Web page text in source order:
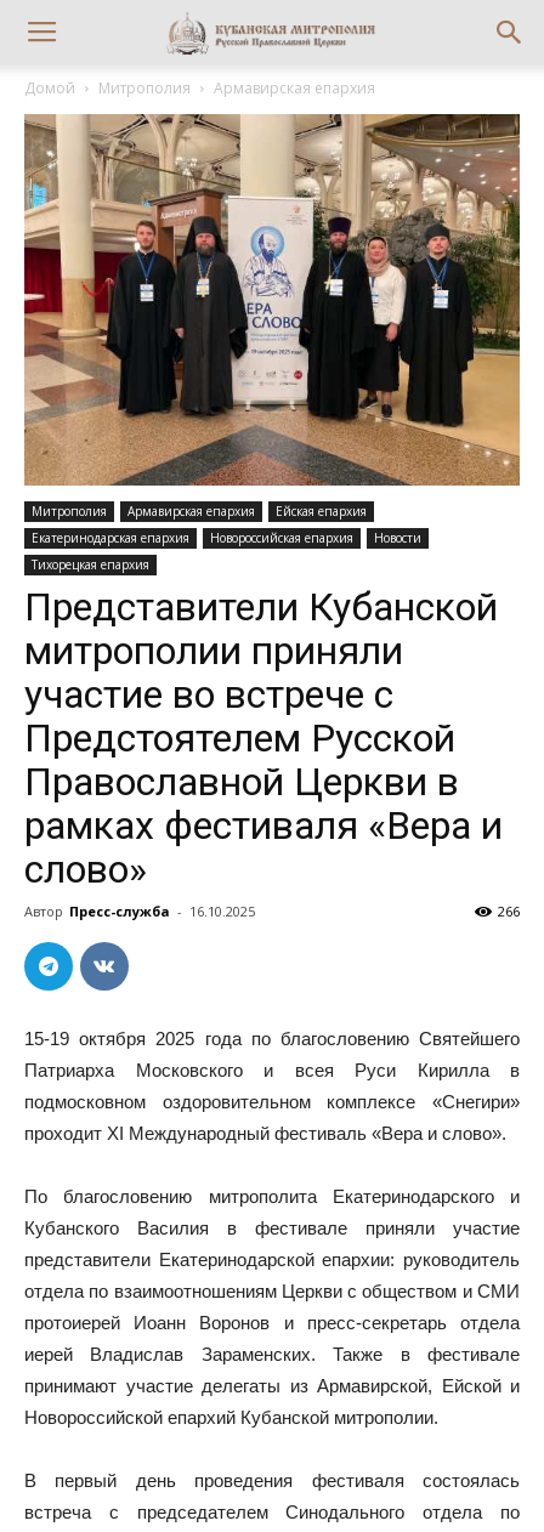
Домой Митрополия Армавирская епархия
Митрополия Армавирская епархия
Ейская епархия
Екатеринодарская епархия
Новороссийская епархия
Новости
Тихорецкая епархия
Представители Кубанской
митрополии приняли
участие во встрече с
Предстоятелем Русской
Православной Церкви в
рамках фестиваля «Вера и
слово»
Автор Пресс-служба - 16.10.2025 266
15-19 октября 2025 года по благословению Святейшего
Патриарха Московского и всея Руси Кирилла в
подмосковном оздоровительном комплексе «Снегири»
проходит XI Международный фестиваль «Вера и слово».
По благословению митрополита Екатеринодарского и
Кубанского Василия в фестивале приняли участие
представители Екатеринодарской епархии: руководитель
отдела по взаимоотношениям Церкви с обществом и СМИ
протоиерей Иоанн Воронов и пресс-секретарь отдела
иерей Владислав Зараменских. Также в фестивале
принимают участие делегаты из Армавирской, Ейской и
Новороссийской епархий Кубанской митрополии.
В первый день проведения фестиваля состоялась
встреча с председателем Синодального отдела по